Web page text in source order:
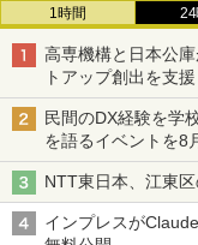
1時間 24
高専機構と日本公
トアップ創出を支援
民間のDX経験を学
を語るイベントを8
NTT東日本、江東
インプレスが